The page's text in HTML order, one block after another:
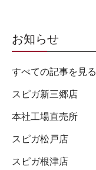
お知らせ
すべての記事を見る
スピガ新三郷店
本社工場直売所
スピガ松戸店
スピガ根津店